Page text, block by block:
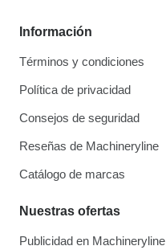
Información
Términos y condiciones
Política de privacidad
Consejos de seguridad
Reseñas de Machineryline
Catálogo de marcas
Nuestras ofertas
Publicidad en Machineryline